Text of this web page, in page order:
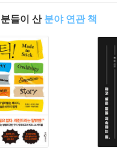
들이 산 분야 연관 책